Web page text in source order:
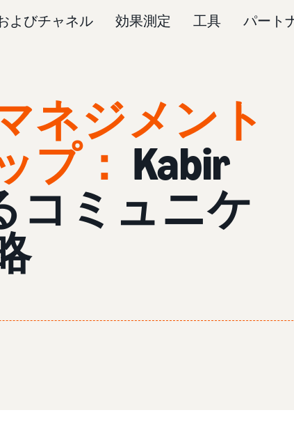
よびチャネル 効果測定 工具 パート
ネジメント
プ： Kabir
コミュニケ